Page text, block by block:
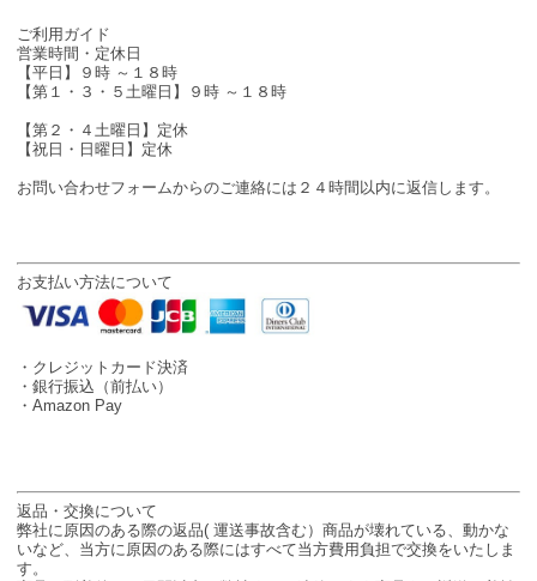
ご利用ガイド
営業時間・定休日
【平日】９時 ～１８時
【第１・３・５土曜日】９時 ～１８時
【第２・４土曜日】定休
【祝日・日曜日】定休
お問い合わせフォームからのご連絡には２４時間以内に返信します。
お支払い方法について
・クレジットカード決済
・銀行振込（前払い）
・Amazon Pay
返品・交換について
弊社に原因のある際の返品( 運送事故含む）商品が壊れている、動かな
いなど、当方に原因のある際にはすべて当方費用負担で交換をいたしま
す。